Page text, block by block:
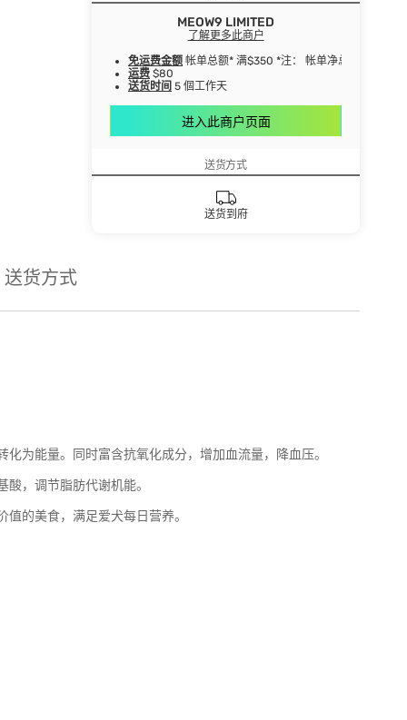
MEOW9 LIMITED
了解更多此商户
免运费金额 帐单总额* 满$350 *注： 帐单净总额指扣除
运费 $80
送货时间 5 個工作天
进入此商户页面
送货方式
送货到府
送货方式
为能量。同时富含抗氧化成分，增加血流量，降血压。
，调节脂肪代谢机能。
的美食，满足爱犬每日营养。